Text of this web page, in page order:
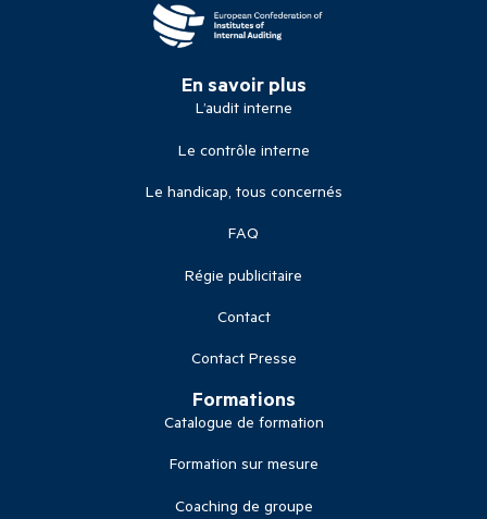
En savoir plus
L’audit interne
Le contrôle interne
Le handicap, tous concernés
FAQ
Régie publicitaire
Contact
Contact Presse
Formations
Catalogue de formation
Formation sur mesure
Coaching de groupe